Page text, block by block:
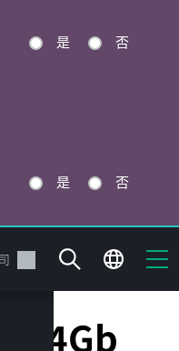
是 否
是 否
64Gb